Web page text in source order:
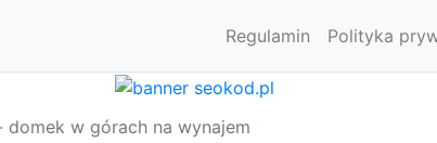
Regulamin Polityka
domek w górach na wynajem